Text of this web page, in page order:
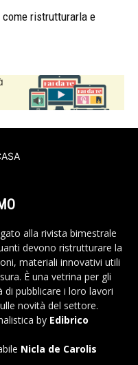
ristrutturarla e
alla rivista bimestrale
devono ristrutturare la
materiali innovativi utili
È una vetrina per gli
di pubblicare i loro lavori
novità del settore.
by Edibrico
Nicla de Carolis